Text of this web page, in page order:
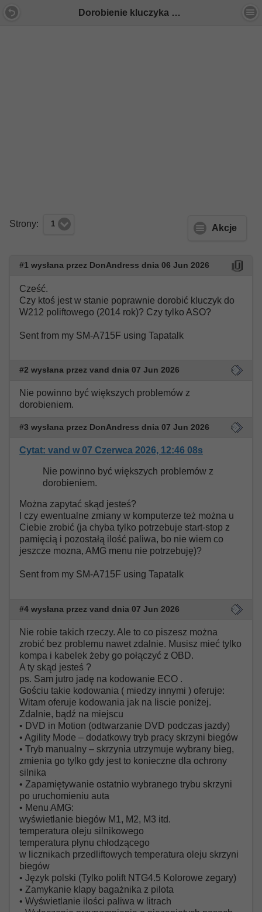
Dorobienie kluczyka - Forum Mercedes E-Klasa
Strony: 1 Akcje
#1 wysłana przez DonAndress dnia 06 Jun 2026
Cześć.
Czy ktoś jest w stanie poprawnie dorobić kluczyk do
W212 poliftowego (2014 rok)? Czy tylko ASO?
Sent from my SM-A715F using Tapatalk
#2 wysłana przez vand dnia 07 Jun 2026
Nie powinno być większych problemów z
dorobieniem.
#3 wysłana przez DonAndress dnia 07 Jun 2026
Cytat: vand w 07 Czerwca 2026, 12:46 08s
Nie powinno być większych problemów z
dorobieniem.
Można zapytać skąd jesteś?
I czy ewentualne zmiany w komputerze też można u
Ciebie zrobić (ja chyba tylko potrzebuje start-stop z
pamięcią i pozostałą ilość paliwa, bo nie wiem co
jeszcze mozna, AMG menu nie potrzebuję)?
Sent from my SM-A715F using Tapatalk
#4 wysłana przez vand dnia 07 Jun 2026
Nie robie takich rzeczy. Ale to co piszesz można
zrobić bez problemu nawet zdalnie. Musisz mieć tylko
kompa i kabelek żeby go połączyć z OBD.
A ty skąd jesteś ?
ps. Sam jutro jadę na kodowanie ECO .
Gościu takie kodowania ( miedzy innymi ) oferuje:
Witam oferuje kodowania jak na liscie poniżej.
Zdalnie, bądź na miejscu
• DVD in Motion (odtwarzanie DVD podczas jazdy)
• Agility Mode – dodatkowy tryb pracy skrzyni biegów
• Tryb manualny – skrzynia utrzymuje wybrany bieg,
zmienia go tylko gdy jest to konieczne dla ochrony
silnika
• Zapamiętywanie ostatnio wybranego trybu skrzyni
po uruchomieniu auta
• Menu AMG:
wyświetlanie biegów M1, M2, M3 itd.
temperatura oleju silnikowego
temperatura płynu chłodzącego
w licznikach przedliftowych temperatura oleju skrzyni
biegów
• Język polski (Tylko polift NTG4.5 Kolorowe zegary)
• Zamykanie klapy bagażnika z pilota
• Wyświetlanie ilości paliwa w litrach